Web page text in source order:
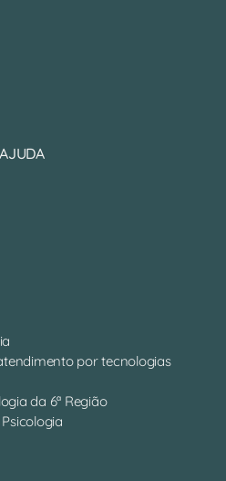
AJUDA
por tecnologias
da 6ª Região